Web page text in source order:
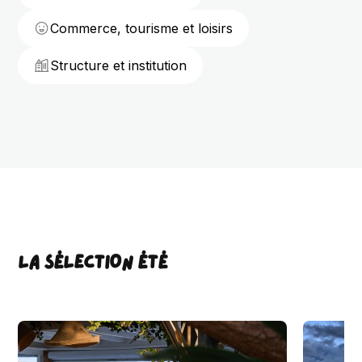
Commerce, tourisme et loisirs
Structure et institution
LA SÉLECTION ÉTÉ